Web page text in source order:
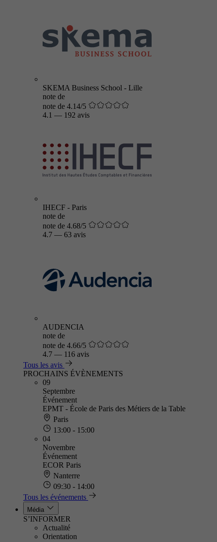
SKEMA Business School - Lille
note de
note de 4.14/5
4.1 — 192 avis
IHECF - Paris
note de
note de 4.68/5
4.7 — 63 avis
AUDENCIA
note de
note de 4.66/5
4.7 — 116 avis
Tous les avis
PROCHAINS ÉVÈNEMENTS
09
Septembre
Événement
EPMT - École de Paris des Métiers de la Table
Paris
13:00 - 15:00
04
Novembre
Événement
ECOR Paris
Nanterre
09:30 - 14:00
Tous les événements
Média
S’INFORMER
Actualité
Orientation